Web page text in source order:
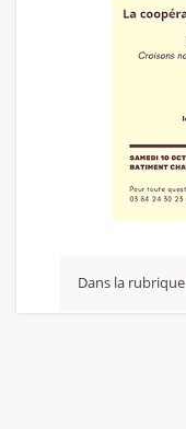
Dans la rubrique